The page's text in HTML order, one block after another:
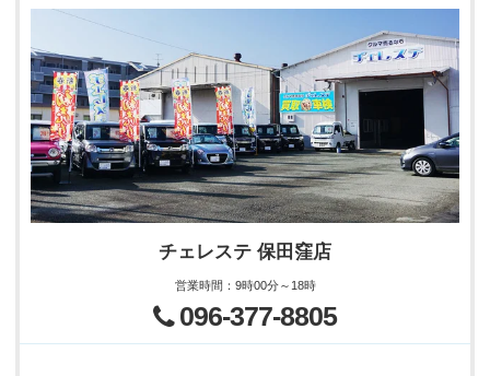
チェレステ 保田窪店
営業時間 ： 9時00分～18時
096-377-8805